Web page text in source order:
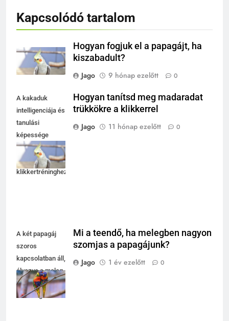
Kapcsolódó tartalom
Hogyan fogjuk el a papagájt, ha
kiszabadult?
Jago
9 hónap ezelőtt 0
A kakaduk
intelligenciája és
tanulási
képessége
lenyűgöző,
ideálisak
klikkertréninghez.
Hogyan tanítsd meg madaradat
trükkökre a klikkerrel
Jago
11 hónap ezelőtt 0
A két papagáj
szoros
kapcsolatban áll,
élvezve a meleg
időt és egymás
társaságát.
Mi a teendő, ha melegben nagyon
szomjas a papagájunk?
Jago
1 év ezelőtt 0